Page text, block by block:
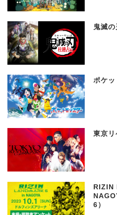
鬼滅
ポケッ
東京リ
RIZIN
6）